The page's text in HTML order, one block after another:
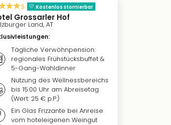
s Kostenlos stornierbar
Grossarler Hof
Land, AT
:
Tägliche Verwöhnpension:
regionales Frühstücksbuffet &
5-Gang-Wahldinner
Nutzung des Wellnessbereichs
bis 15:00 Uhr am Abreisetag
(Wert: 25 € p.P.)
Ein Glas Frizzante bei Anreise
vom hoteleigenen Weingut